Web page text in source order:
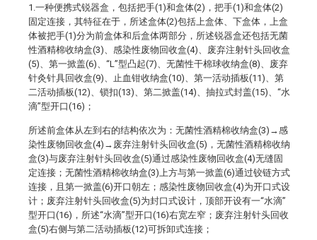
1.一种便携式锐器盒，包括把手(1)和盒体(2)，把手(1)和盒体(2)
固定连接，其特征在于，所述盒体(2)包括上盒体、下盒体，上盒
体被把手(1)分为前盒体和后盒体两部分，所述锐器盒还包括无菌
性酒精棉收纳盒(3)、感染性废物回收盒(4)、废弃注射针头回收盒
(5)、第一掀盖(6)、“L”型凸起(7)、无菌性干棉球收纳盒(8)、废弃
针灸针具回收盒(9)、止血钳收纳盒(10)、第一活动插板(11)、第
二活动插板(12)、锁扣(13)、第二掀盖(14)、抽拉式封盖(15)、“水
滴”型开口(16)；
所述前盒体从左到右的结构依次为：无菌性酒精棉收纳盒(3)→感
染性废物回收盒(4)→废弃注射针头回收盒(5)，无菌性酒精棉收纳
盒(3)与废弃注射针头回收盒(5)通过感染性废物回收盒(4)无缝固
定连接；无菌性酒精棉收纳盒(3)上方与第一掀盖(6)通过铰链方式
连接，且第一掀盖(6)开口朝左；感染性废物回收盒(4)为开口式设
计；废弃注射针头回收盒(5)为封口式设计，顶部开设有一“水滴”
型开口(16)，所述“水滴”型开口(16)右宽左窄；废弃注射针头回收
盒(5)右侧与第二活动插板(12)可拆卸式连接；